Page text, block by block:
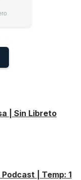
| Sin Libreto
| Temp: 1